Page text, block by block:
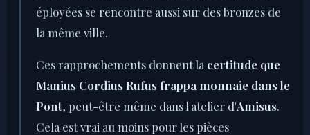
éployées se rencontre aussi sur des bronzes de
la même ville.
Ces rapprochements donnent la certitude que
Manius Cordius Rufus frappa monnaie dans le
Pont, peut-être même dans l'atelier d'Amisus.
Cela est vrai au moins pour les pièces